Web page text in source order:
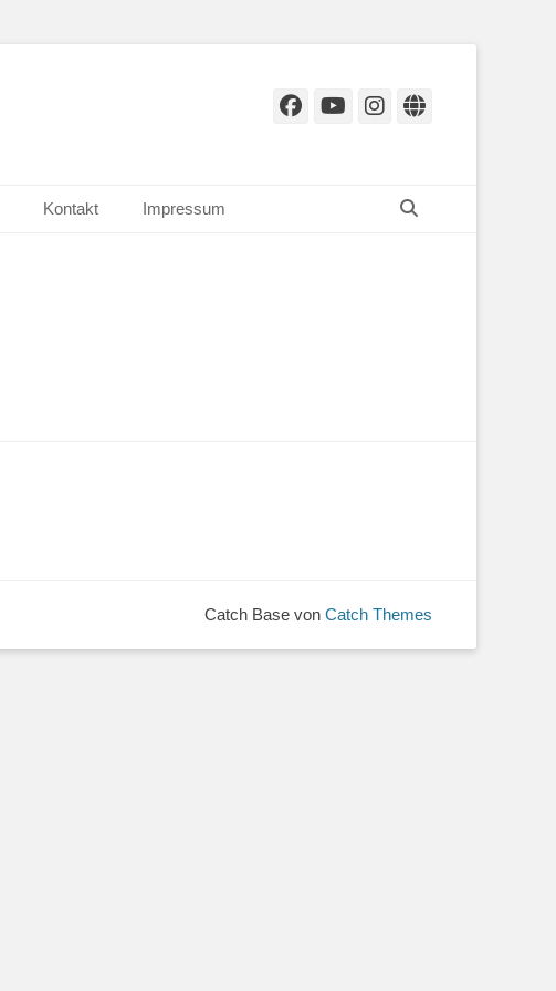
Facebook
YouTube
Instagram
Website
Kontakt Impressum
Catch Base von Catch Themes